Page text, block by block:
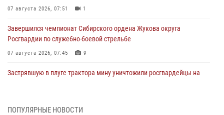
07 августа 2026, 07:51 1
Завершился чемпионат Сибирского ордена Жукова округа
Росгвардии по служебно-боевой стрельбе
07 августа 2026, 07:45 9
Застрявшую в плуге трактора мину уничтожили росгвардейцы на
ПОПУЛЯРНЫЕ НОВОСТИ